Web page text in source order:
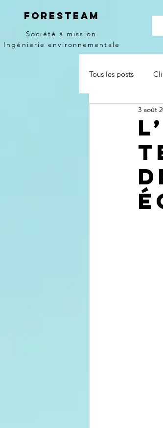
Foresteam
Société à mission
Ingénierie environnementale
Tous les posts
3 août